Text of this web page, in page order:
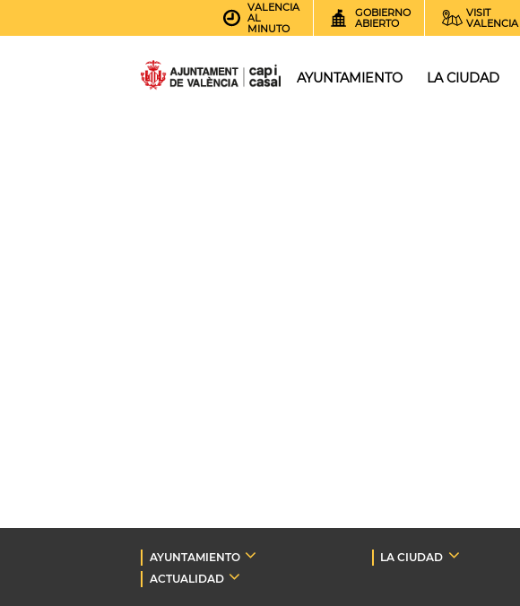
VALENCIA
AL
MINUTO
GOBIERNO
ABIERTO
VISIT
VALENCIA
AYUNTAMIENTO LA CIUDAD
AYUNTAMIENTO LA CIUDAD
ACTUALIDAD